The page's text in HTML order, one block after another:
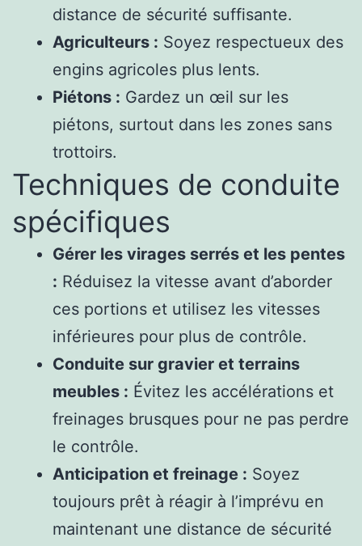
distance de sécurité suffisante.
Agriculteurs : Soyez respectueux des
engins agricoles plus lents.
Piétons : Gardez un œil sur les
piétons, surtout dans les zones sans
trottoirs.
Techniques de conduite
spécifiques
Gérer les virages serrés et les pentes
: Réduisez la vitesse avant d’aborder
ces portions et utilisez les vitesses
inférieures pour plus de contrôle.
Conduite sur gravier et terrains
meubles : Évitez les accélérations et
freinages brusques pour ne pas perdre
le contrôle.
Anticipation et freinage : Soyez
toujours prêt à réagir à l’imprévu en
maintenant une distance de sécurité